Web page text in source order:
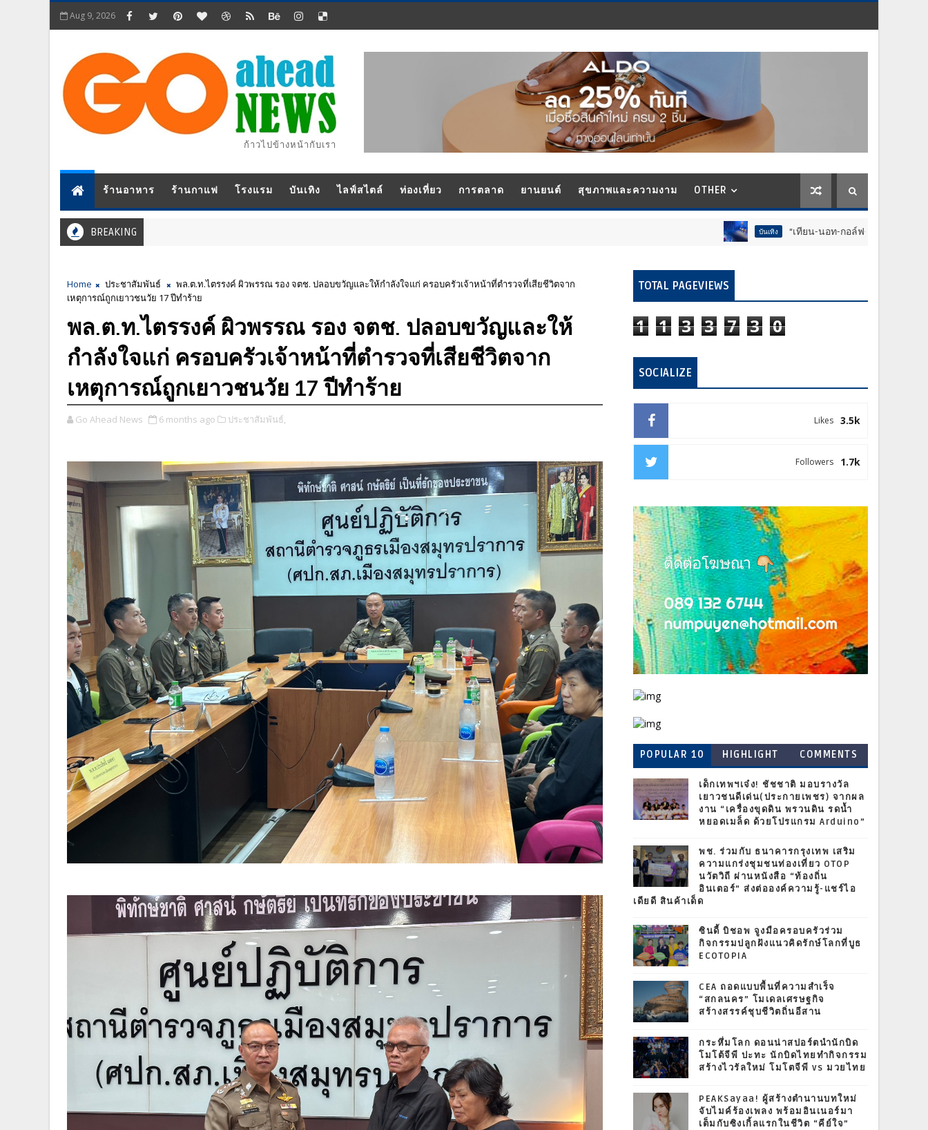
Aug 9, 2026
ก้าวไปข้างหน้ากับเรา
ร้านอาหาร ร้านกาแฟ โรงแรม บันเทิง ไลฟ์สไตล์ ท่องเที่ยว การตลาด ยานยนต์ สุขภาพและความงาม OTHER
BREAKING “เทียน-นอท-กอล์ฟ-จำลอง-โฟล์ค” ร้องจ๊าก!! อุป
Home ประชาสัมพันธ์
พล.ต.ท.ไตรรงค์ ผิวพรรณ รอง จตช. ปลอบขวัญและให้กำลังใจแก่ ครอบครัวเจ้าหน้าที่ตำรวจที่เสียชีวิตจาก
เหตุการณ์ถูกเยาวชนวัย 17 ปีทำร้าย
พล.ต.ท.ไตรรงค์ ผิวพรรณ รอง จตช. ปลอบขวัญและให้
กำลังใจแก่ ครอบครัวเจ้าหน้าที่ตำรวจที่เสียชีวิตจาก
เหตุการณ์ถูกเยาวชนวัย 17 ปีทำร้าย
Go Ahead News 6 months ago ประชาสัมพันธ์,
TOTAL PAGEVIEWS
1 1 3 3 7 3 0
SOCIALIZE
3.5k
Likes
1.7k
Followers
POPULAR 10 HIGHLIGHT COMMENTS
เด็กเทพฯเจ๋ง! ชัชชาติ มอบรางวัล
เยาวชนดีเด่น(ประกายเพชร) จากผล
งาน “เครื่องขุดดิน พรวนดิน รดน้ำ
หยอดเมล็ด ด้วยโปรแกรม Arduino”
พช. ร่วมกับ ธนาคารกรุงเทพ เสริม
ความแกร่งชุมชนท่องเที่ยว OTOP
นวัตวิถี ผ่านหนังสือ “ท้องถิ่น
อินเตอร์” ส่งต่อองค์ความรู้-แชร์ไอ
เดียดี สินค้าเด็ด
ซินดี้ บิชอพ จูงมือครอบครัวร่วม
กิจกรรมปลูกฝังแนวคิดรักษ์โลกที่บูธ
ECOTOPIA
CEA ถอดแบบพื้นที่ความสำเร็จ
“สกลนคร” โมเดลเศรษฐกิจ
สร้างสรรค์ชุบชีวิตถิ่นอีสาน
กระหึ่มโลก ดอนน่าสปอร์ตนำนักบิด
โมโต้จีพี ปะทะ นักบิดไทยทำกิจกรรม
สร้างไวรัลใหม่ โมโตจีพี vs มวยไทย
PEAKSayaa! ผู้สร้างตำนานบทใหม่
จับไมค์ร้องเพลง พร้อมอินเนอร์มา
เต็มกับซิงเกิ้ลแรกในชีวิต “คีย์ใจ”